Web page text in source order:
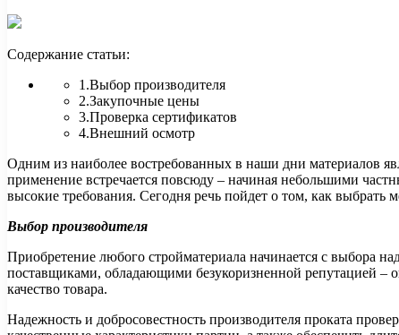
Содержание статьи:
1.Выбор производителя
2.Закупочные цены
3.Проверка сертификатов
4.Внешний осмотр
Одним из наиболее востребованных в наши дни материалов
применение встречается повсюду – начиная небольшими
высокие требования. Сегодня речь пойдет о том, как выбрать
Выбор производителя
Приобретение любого стройматериала начинается с выбора
поставщиками, обладающими безукоризненной репутацией
качество товара.
Надежность и добросовестность производителя проката